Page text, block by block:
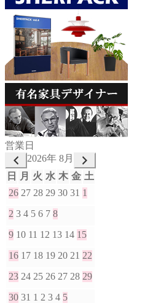
営業日
2026年 8月
日
月 火 水 木 金 土
26 27 28 29 30 31 1
2 3 4 5 6 7 8
9 10 11 12 13 14 15
16 17 18 19 20 21 22
23 24 25 26 27 28 29
30 31 1 2 3 4 5